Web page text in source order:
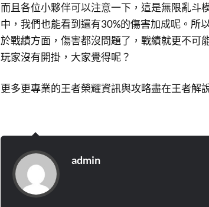
而且各位小夥伴可以注意一下，這是無限亂斗
中，我們也能看到還有30%的傷害加成呢。所
於戰績方面，傷害都沒問題了，戰績就更不可
玩家沒有開掛，大家覺得呢？
更多更專業的王者榮耀資訊與攻略盡在王者解
admin